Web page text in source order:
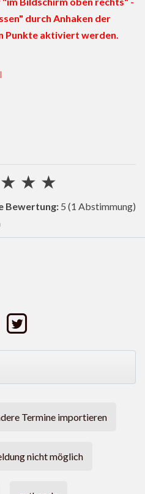
durch Anhaken der
Punkte aktiviert werden.
★
★
★
Bewertung: 5 (1 Abstimmung)
Termine importieren
nicht möglich